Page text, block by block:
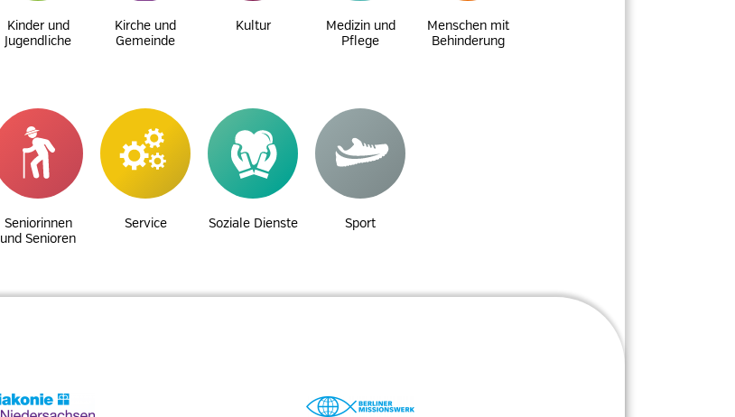
Kinder und
Jugendliche
Kirche und
Gemeinde
Kultur
Medizin und
Pflege
Menschen mit
Behinderung
Seniorinnen
und Senioren
Service Soziale Dienste Sport